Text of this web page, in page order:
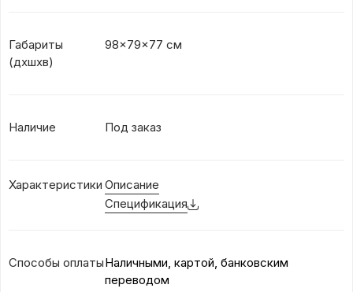
Габариты
(дхшхв)
98x79x77 см
Наличие Под заказ
Характеристики Описание
Спецификация
Способы оплатыНаличными, картой, банковским
переводом